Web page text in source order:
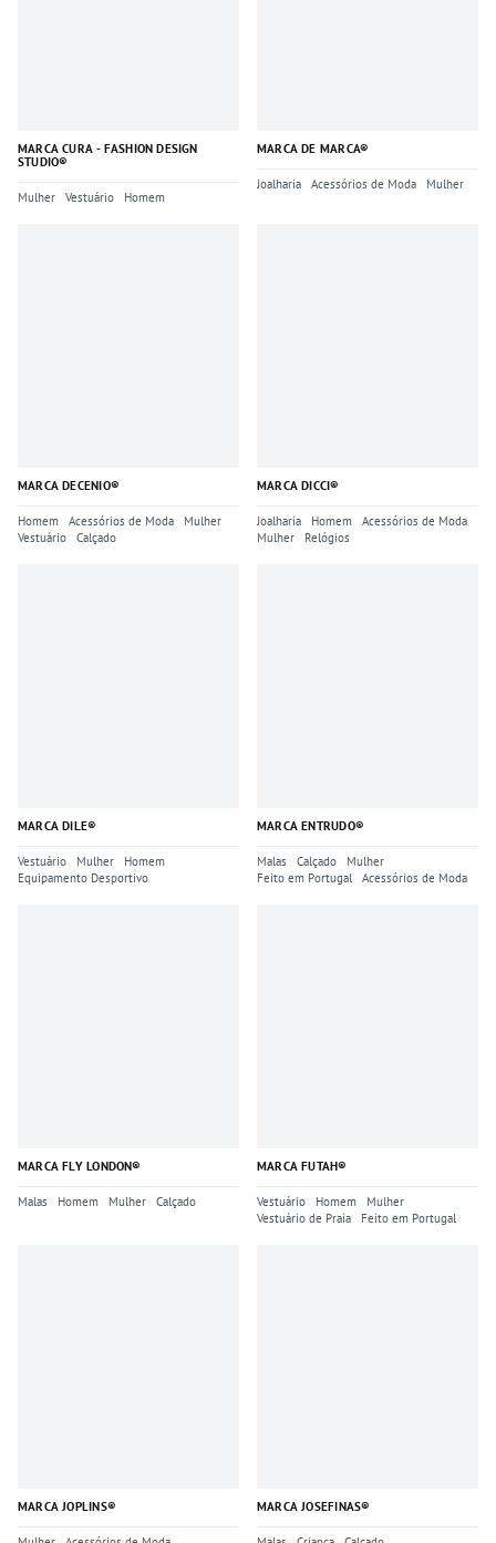
MARCA CURA - FASHION DESIGN
STUDIO®
Mulher Vestuário Homem
MARCA DE MARCA®
Joalharia Acessórios de Moda Mulher
MARCA DECENIO®
Homem Acessórios de Moda
Mulher
Vestuário
Calçado
MARCA DICCI®
Joalharia Homem
Acessórios de Moda
Mulher
Relógios
MARCA DILE®
Vestuário Mulher
Homem
Equipamento Desportivo
MARCA ENTRUDO®
Malas Calçado
Mulher
Feito em Portugal
Acessórios de Moda
MARCA FLY LONDON®
Malas Homem Mulher Calçado
MARCA FUTAH®
Vestuário Homem
Mulher
Vestuário de Praia
Feito em Portugal
MARCA JOPLINS® MARCA JOSEFINAS®